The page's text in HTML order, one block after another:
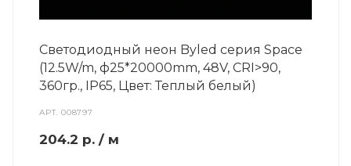
Светодиодный неон Byled серия Space
(12.5W/m, ф25*20000mm, 48V, CRI>90,
360гр., IP65, Цвет: Теплый белый)
АРТ.008797
204.2 р. / м